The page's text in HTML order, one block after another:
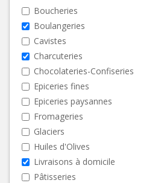
Boucheries
Boulangeries
Cavistes
Charcuteries
Chocolateries-Confiseries
Epiceries fines
Epiceries paysannes
Fromageries
Glaciers
Huiles d'Olives
Livraisons à domicile
Pâtisseries